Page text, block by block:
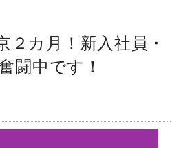
２カ月！新入社員・
闘中です！